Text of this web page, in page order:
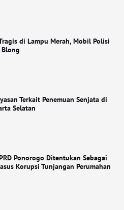
di Lampu Merah, Mobil Polisi
Blong
Terkait Penemuan Senjata di
Selatan
Ponorogo Ditentukan Sebagai
Korupsi Tunjangan Perumahan